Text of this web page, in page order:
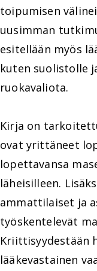
toipumisen
uusimman
esitellään myös
kuten suolistolle
ruokavaliota.
Kirja on
ovat yrittäneet
lopettavansa
läheisilleen.
ammattilaiset ja
työskentelevät
Kriittisyydestään
lääkevastainen